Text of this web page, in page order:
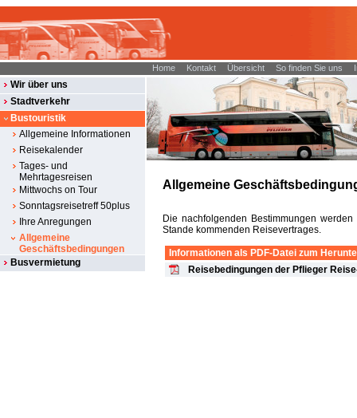
Home Kontakt Übersicht So finden Sie uns
Wir über uns
Stadtverkehr
Bustouristik
Allgemeine Informationen
Reisekalender
Tages- und
Mehrtagesreisen
Mittwochs on Tour
Sonntagsreisetreff 50plus
Ihre Anregungen
Allgemeine
Geschäftsbedingungen
Busvermietung
Allgemeine
Die nachfolgenden Bestimmungen
Stande kommenden Reisevertrages.
Informationen als PDF-Datei zum
Reisebedingungen der Pflieger